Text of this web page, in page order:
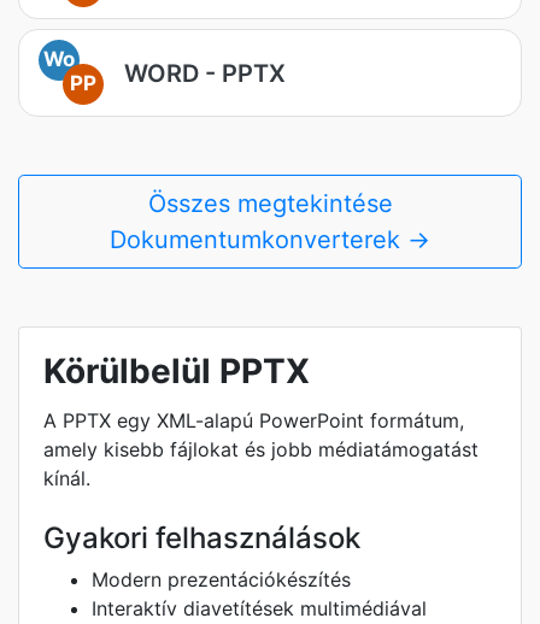
Wo
PP
WORD - PPTX
Összes megtekintése
Dokumentumkonverterek →
Körülbelül PPTX
A PPTX egy XML-alapú PowerPoint formátum,
amely kisebb fájlokat és jobb médiatámogatást
kínál.
Gyakori felhasználások
Modern prezentációkészítés
Interaktív diavetítések multimédiával